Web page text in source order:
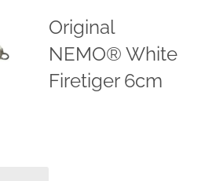
Original
NEMO® White
Firetiger 6cm